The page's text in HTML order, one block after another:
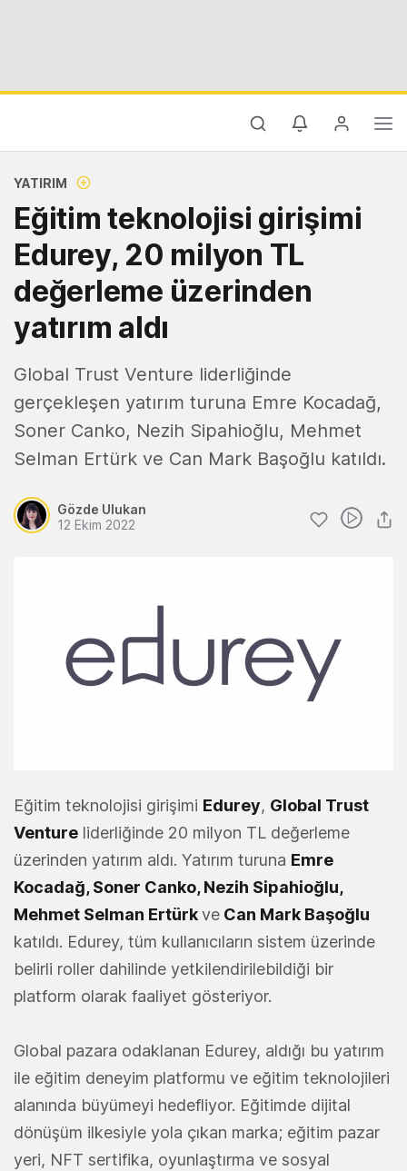
YATIRIM
Eğitim teknolojisi girişimi
Edurey, 20 milyon TL
değerleme üzerinden
yatırım aldı
Global Trust Venture liderliğinde
gerçekleşen yatırım turuna Emre Kocadağ,
Soner Canko, Nezih Sipahioğlu, Mehmet
Selman Ertürk ve Can Mark Başoğlu katıldı.
Gözde Ulukan
12 Ekim 2022
Eğitim teknolojisi girişimi Edurey, Global Trust
Venture liderliğinde 20 milyon TL değerleme
üzerinden yatırım aldı. Yatırım turuna Emre
Kocadağ, Soner Canko, Nezih Sipahioğlu,
Mehmet Selman Ertürkve Can Mark Başoğlu
katıldı. Edurey, tüm kullanıcıların sistem üzerinde
belirli roller dahilinde yetkilendirilebildiği bir
platform olarak faaliyet gösteriyor.
Global pazara odaklanan Edurey, aldığı bu yatırım
ile eğitim deneyim platformu ve eğitim teknolojileri
alanında büyümeyi hedefliyor. Eğitimde dijital
dönüşüm ilkesiyle yola çıkan marka; eğitim pazar
yeri, NFT sertifika, oyunlaştırma ve sosyal